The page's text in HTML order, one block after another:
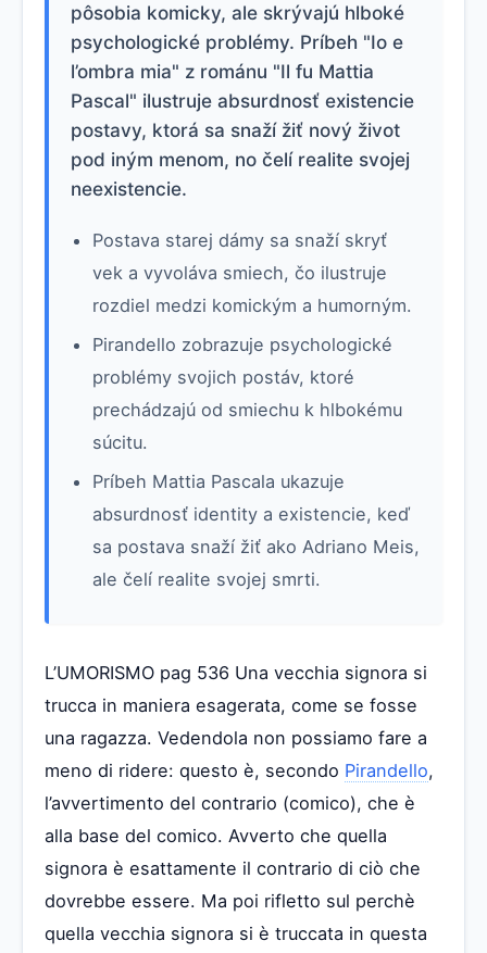
pôsobia komicky, ale skrývajú hlboké
psychologické problémy. Príbeh "Io e
l’ombra mia" z románu "Il fu Mattia
Pascal" ilustruje absurdnosť existencie
postavy, ktorá sa snaží žiť nový život
pod iným menom, no čelí realite svojej
neexistencie.
Postava starej dámy sa snaží skryť
vek a vyvoláva smiech, čo ilustruje
rozdiel medzi komickým a humorným.
Pirandello zobrazuje psychologické
problémy svojich postáv, ktoré
prechádzajú od smiechu k hlbokému
súcitu.
Príbeh Mattia Pascala ukazuje
absurdnosť identity a existencie, keď
sa postava snaží žiť ako Adriano Meis,
ale čelí realite svojej smrti.
L’UMORISMO pag 536 Una vecchia signora si
trucca in maniera esagerata, come se fosse
una ragazza. Vedendola non possiamo fare a
meno di ridere: questo è, secondo Pirandello,
l’avvertimento del contrario (comico), che è
alla base del comico. Avverto che quella
signora è esattamente il contrario di ciò che
dovrebbe essere. Ma poi rifletto sul perchè
quella vecchia signora si è truccata in questa